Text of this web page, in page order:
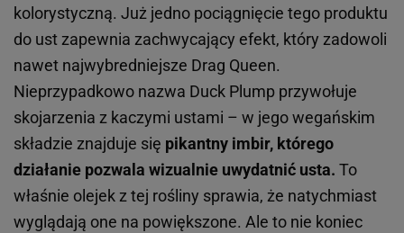
kolorystyczną. Już jedno pociągnięcie tego produktu
do ust zapewnia zachwycający efekt, który zadowoli
nawet najwybredniejsze Drag Queen.
Nieprzypadkowo nazwa Duck Plump przywołuje
skojarzenia z kaczymi ustami – w jego wegańskim
składzie znajduje się pikantny imbir, którego
działanie pozwala wizualnie uwydatnić usta. To
właśnie olejek z tej rośliny sprawia, że natychmiast
wyglądają one na powiększone. Ale to nie koniec